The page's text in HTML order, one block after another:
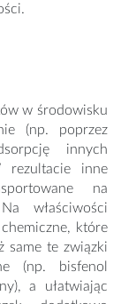
w środowisku
(np. poprzez
innych
rezultacie inne
na
właściwości
które
same te związki
(np. bisfenol
a ułatwiając